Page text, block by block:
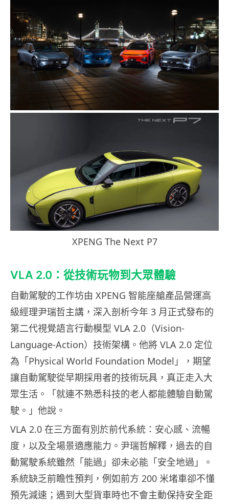
XPENG The Next P7
VLA 2.0：從技術玩物到大眾體驗
自動駕駛的工作坊由 XPENG 智能座艙產品營運高
級經理尹瑞哲主講，深入剖析今年 3 月正式發布的
第二代視覺語言行動模型 VLA 2.0（Vision-
Language-Action）技術架構。他將 VLA 2.0 定位
為「Physical World Foundation Model」，期望
讓自動駕駛從早期採用者的技術玩具，真正走入大
眾生活。「就連不熟悉科技的老人都能體驗自動駕
駛。」他說。
VLA 2.0 在三方面有別於前代系統：安心感、流暢
度，以及全場景適應能力。尹瑞哲解釋，過去的自
動駕駛系統雖然「能過」卻未必能「安全地過」。
系統缺乏前瞻性預判，例如前方 200 米堵車卻不懂
預先減速；遇到大型貨車時也不會主動保持安全距